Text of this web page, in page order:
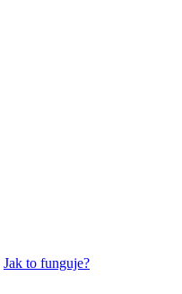
Jak to funguje?